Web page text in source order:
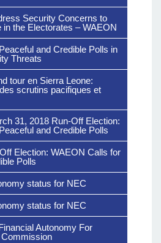
Security Concerns to
in the Electorates – WAEON
and Credible Polls in
Threats
tour en Sierra Leone:
scrutins pacifiques et
31, 2018 Run-Off Election:
and Credible Polls
Election: WAEON Calls for
Polls
status for NEC
status for NEC
Autonomy For